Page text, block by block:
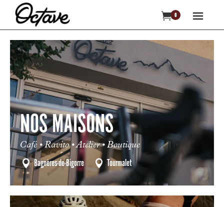
 0
NOS MAISONS
Café • Ravito • Atelier • Boutique
Bagnères-de-Bigorre Tourmalet